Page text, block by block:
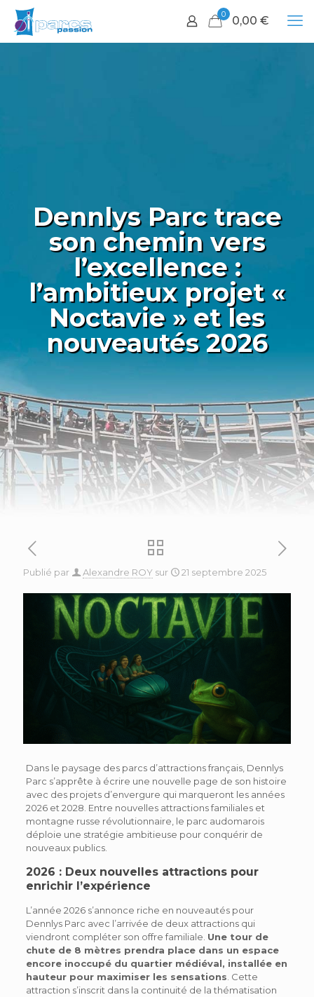
0 0,00 €
Dennlys Parc trace
son chemin vers
l’excellence :
l’ambitieux projet «
Noctavie » et les
nouveautés 2026
Publié par Alexandre ROY sur 21 septembre 2025
Dans le paysage des parcs d’attractions français, Dennlys
Parc s’apprête à écrire une nouvelle page de son histoire
avec des projets d’envergure qui marqueront les années
2026 et 2028. Entre nouvelles attractions familiales et
montagne russe révolutionnaire, le parc audomarois
déploie une stratégie ambitieuse pour conquérir de
nouveaux publics.
2026 : Deux nouvelles attractions pour
enrichir l’expérience
L’année 2026 s’annonce riche en nouveautés pour
Dennlys Parc avec l’arrivée de deux attractions qui
viendront compléter son offre familiale. Une tour de
chute de 8 mètres prendra place dans un espace
encore inoccupé du quartier médiéval, installée en
hauteur pour maximiser les sensations . Cette
attraction s’inscrit dans la continuité de la thématisation